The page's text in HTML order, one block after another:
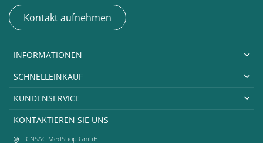
Kontakt aufnehmen
INFORMATIONEN
SCHNELLEINKAUF
KUNDENSERVICE
KONTAKTIEREN SIE UNS
CNSAC MedShop GmbH